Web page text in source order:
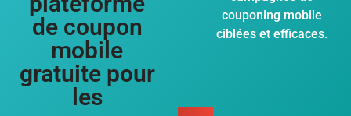
de coupon
mobile
gratuite pour
les
couponing mobile
ciblées et efficaces.